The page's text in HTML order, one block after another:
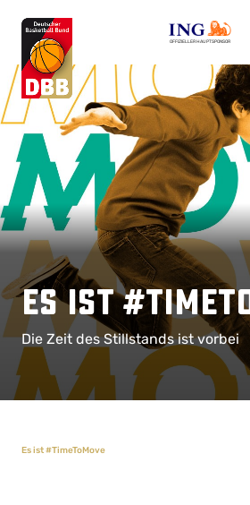
OFFIZIELLER HAUPTSPONSOR
Es ist
Die Zeit des Stillstands ist vorbei
Es ist #TimeToMove